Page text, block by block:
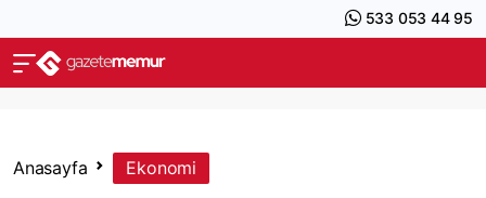
533 053 44 95
Anasayfa Ekonomi